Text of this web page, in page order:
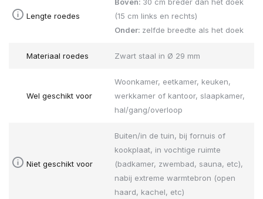
Lengte roedes
(15 cm links en rechts)
Onder: zelfde breedte als het doek
Materiaal roedes Zwart staal in Ø 29 mm
Wel geschikt voor
Woonkamer, eetkamer, keuken,
werkkamer of kantoor, slaapkamer,
hal/gang/overloop
Niet geschikt voor
Buiten/in de tuin, bij fornuis of
kookplaat, in vochtige ruimte
(badkamer, zwembad, sauna, etc),
nabij extreme warmtebron (open
haard, kachel, etc)